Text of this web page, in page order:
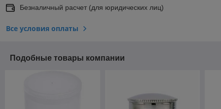
Безналичный расчет (для юридических лиц)
Все условия оплаты
Подобные товары компании